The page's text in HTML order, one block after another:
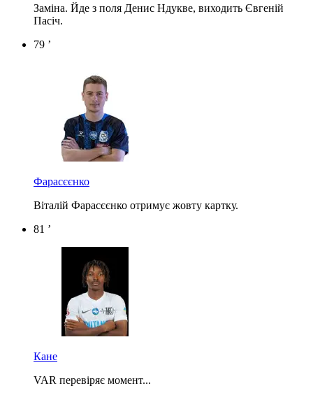
Заміна. Йде з поля Денис Ндукве, виходить Євгеній
Пасіч.
79 ’
Фарасєєнко
Віталій Фарасєєнко отримує жовту картку.
81 ’
Кане
VAR перевіряє момент...